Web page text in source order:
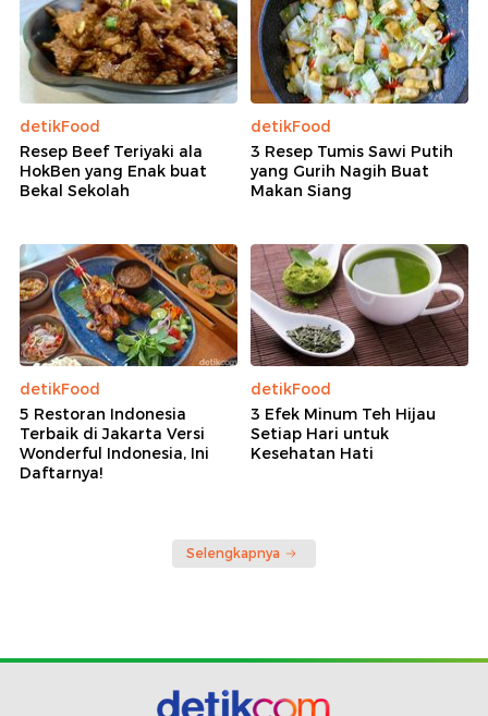
detikFood
Resep Beef Teriyaki ala
HokBen yang Enak buat
Bekal Sekolah
detikFood
3 Resep Tumis Sawi Putih
yang Gurih Nagih Buat
Makan Siang
detikFood
5 Restoran Indonesia
Terbaik di Jakarta Versi
Wonderful Indonesia, Ini
Daftarnya!
detikFood
3 Efek Minum Teh Hijau
Setiap Hari untuk
Kesehatan Hati
Selengkapnya